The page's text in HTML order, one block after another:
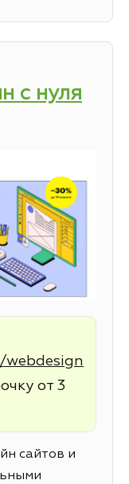
с нуля
от 3
сайтов и